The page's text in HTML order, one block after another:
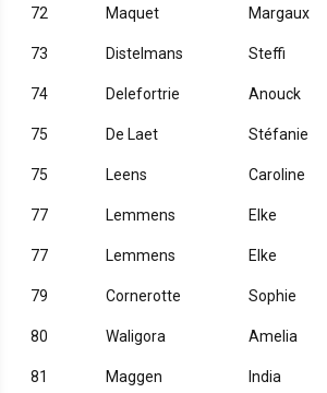
72 Maquet Margaux
73 Distelmans Steffi
74 Delefortrie Anouck
75 De Laet Stéfanie
75 Leens Caroline
77 Lemmens Elke
77 Lemmens Elke
79 Cornerotte Sophie
80 Waligora Amelia
81 Maggen India